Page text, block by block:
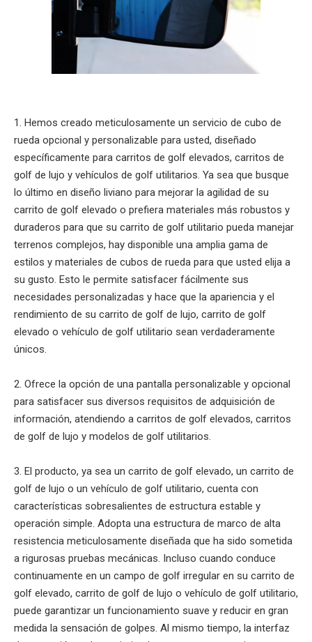
1. Hemos creado meticulosamente un servicio de cubo de
rueda opcional y personalizable para usted, diseñado
específicamente para carritos de golf elevados, carritos de
golf de lujo y vehículos de golf utilitarios. Ya sea que busque
lo último en diseño liviano para mejorar la agilidad de su
carrito de golf elevado o prefiera materiales más robustos y
duraderos para que su carrito de golf utilitario pueda manejar
terrenos complejos, hay disponible una amplia gama de
estilos y materiales de cubos de rueda para que usted elija a
su gusto. Esto le permite satisfacer fácilmente sus
necesidades personalizadas y hace que la apariencia y el
rendimiento de su carrito de golf de lujo, carrito de golf
elevado o vehículo de golf utilitario sean verdaderamente
únicos.
2. Ofrece la opción de una pantalla personalizable y opcional
para satisfacer sus diversos requisitos de adquisición de
información, atendiendo a carritos de golf elevados, carritos
de golf de lujo y modelos de golf utilitarios.
3. El producto, ya sea un carrito de golf elevado, un carrito de
golf de lujo o un vehículo de golf utilitario, cuenta con
características sobresalientes de estructura estable y
operación simple. Adopta una estructura de marco de alta
resistencia meticulosamente diseñada que ha sido sometida
a rigurosas pruebas mecánicas. Incluso cuando conduce
continuamente en un campo de golf irregular en su carrito de
golf elevado, carrito de golf de lujo o vehículo de golf utilitario,
puede garantizar un funcionamiento suave y reducir en gran
medida la sensación de golpes. Al mismo tiempo, la interfaz